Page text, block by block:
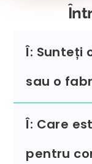
Î: Sunteți
sau o
Î: Care
pentru